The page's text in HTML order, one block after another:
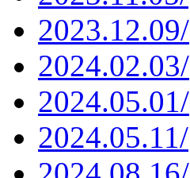
2023.12.09/
2024.02.03/
2024.05.01/
2024.05.11/